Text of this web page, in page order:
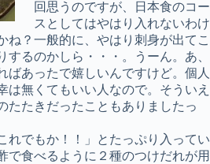
回思うのですが、日本食のコー
スとしてはやはり入れないわけ
ね？一般的に、やはり刺身が出てこ
するのかしら・・・。うーん。あ、
ばあったで嬉しいんですけど。個人
は無くてもいい人なので。そういえ
たたきだったこともありましたっ
れでもか！！」とたっぷり入ってい
で食べるように２種のつけだれが用